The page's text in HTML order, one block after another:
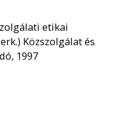
etikai
Közszolgálat és
1997